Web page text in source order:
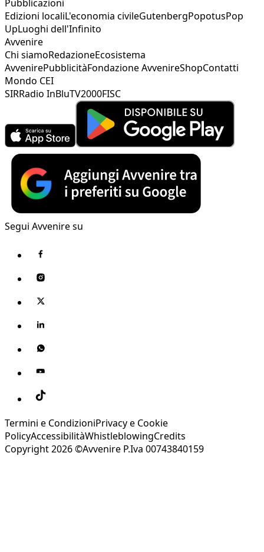
Pubblicazioni
Edizioni localiL'economia civileGutenbergPopotusPop
UpLuoghi dell'Infinito
Avvenire
Chi siamoRedazioneEcosistema
AvvenirePubblicitàFondazione AvvenireShopContatti
Mondo CEI
SIRRadio InBluTV2000FISC
Segui Avvenire su
Termini e CondizioniPrivacy e Cookie
PolicyAccessibilitàWhistleblowingCredits
Copyright 2026 ©Avvenire P.Iva 00743840159